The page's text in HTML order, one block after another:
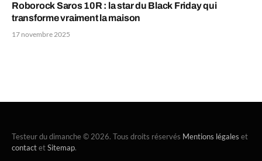
Roborock Saros 10R : la star du Black Friday qui
transforme vraiment la maison
17 novembre 2025
Testeur du dimanche © 2026. Tous droits réservés Mentions légales et
contactetSitemap.